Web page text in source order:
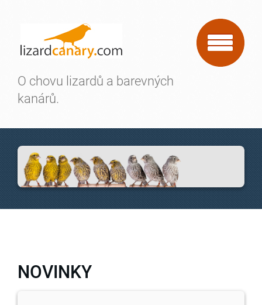
O chovu lizardů a barevných
kanárů.
NOVINKY